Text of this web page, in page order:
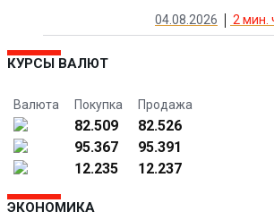
04.08.2026 2мин.
КУРСЫ ВАЛЮТ
Валюта Покупка Продажа
82.509
82.526
95.367
95.391
12.235
12.237
ЭКОНОМИКА